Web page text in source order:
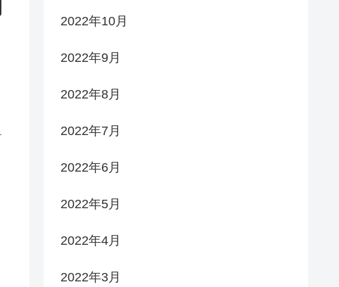
2022年10月
2022年9月
2022年8月
2022年7月
2022年6月
2022年5月
2022年4月
2022年3月